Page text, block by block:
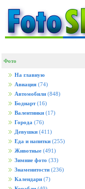
Фото
На главную
Авиация (74)
Автомобили (848)
Бодиарт (16)
Валентинки (17)
Города (76)
Девушки (411)
Еда и напитки (255)
Животные (491)
Зимние фото (33)
Знаменитости (236)
Календари (7)